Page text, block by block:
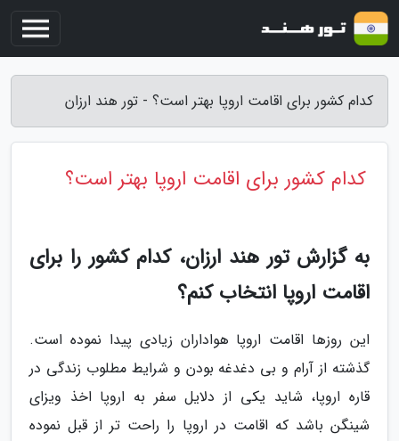
کدام کشور برای اقامت اروپا بهتر است؟ - تور هند ارزان
کدام کشور برای اقامت اروپا بهتر است؟
به گزارش تور هند ارزان، کدام کشور را برای
اقامت اروپا انتخاب کنم؟
این روزها اقامت اروپا هواداران زیادی پیدا نموده است.
گذشته از آرام و بی دغدغه بودن و شرایط مطلوب زندگی در
قاره اروپا، شاید یکی از دلایل سفر به اروپا اخذ ویزای
شینگن باشد که اقامت در اروپا را راحت تر از قبل نموده